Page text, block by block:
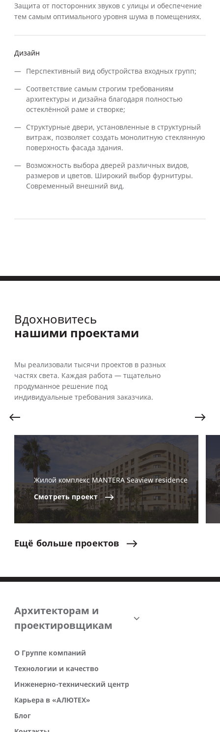
Защита от посторонних звуков с улицы и обеспечение
тем самым оптимального уровня шума в помещениях.
Дизайн
Перспективный вид обустройства входных групп;
Соответствие самым строгим требованиям
архитектуры и дизайна благодаря полностью
остеклённой раме и створке;
Структурные двери, установленные в структурный
витраж, позволяет создать монолитную стеклянную
поверхность фасада здания.
Возможность выбора дверей различных видов,
размеров и цветов. Широкий выбор фурнитуры.
Современный внешний вид.
Вдохновитесь
нашими проектами
Мы реализовали тысячи проектов в разных
частях света. Каждая работа — тщательно
продуманное решение под
индивидуальные требования заказчика.
Жилой комплекс MANTERA Seaview residence
Смотреть проект
Ещё больше проектов
Архитекторам и
проектировщикам
О Группе компаний
Технологии и качество
Инженерно-технический центр
Карьера в «АЛЮТЕХ»
Блог